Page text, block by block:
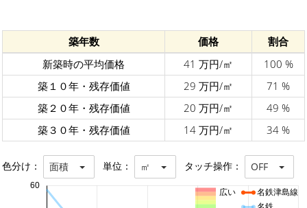
築年数 価格
割合
新築時の平均価格
41 万円/㎡
100 %
築１０年・残存価値
29 万円/㎡
71 %
築２０年・残存価値
20 万円/㎡
49 %
築３０年・残存価値
14 万円/㎡ 34 %
色分け： 面積 単位： ㎡ タッチ操作： OFF
60
名鉄津島線
広い